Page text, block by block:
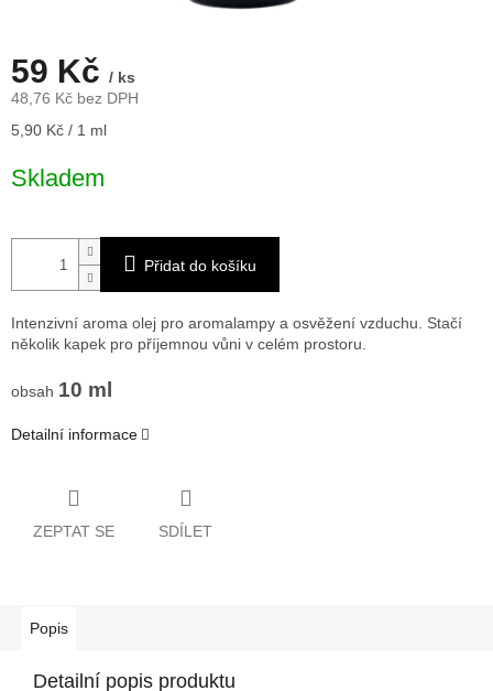
59 Kč / ks
48,76 Kč bez DPH
Měrná
5,90 Kč / 1 ml
Skladem
Přidat do košíku
Intenzivní aroma olej pro aromalampy a osvěžení vzduchu. Stačí
několik kapek pro příjemnou vůni v celém prostoru.
obsah 10 ml
Detailní informace
ZEPTAT SE SDÍLET
Popis
Detailní popis produktu